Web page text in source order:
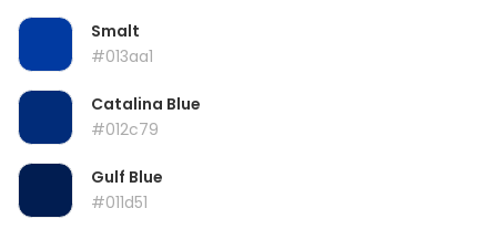
Smalt
#013aa1
Catalina Blue
#012c79
Gulf Blue
#011d51